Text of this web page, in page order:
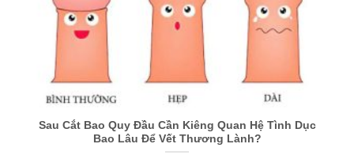
Sau Cắt Bao Quy Đầu Cần Kiêng Quan Hệ Tình Dục
Bao Lâu Để Vết Thương Lành?